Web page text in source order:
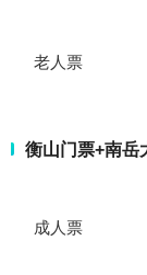
老人票
衡山门票+南岳
成人票